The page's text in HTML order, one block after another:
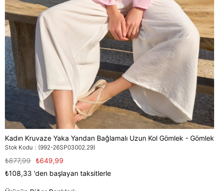
Kadın Kruvaze Yaka Yandan Bağlamalı Uzun Kol Gömlek - Gömlek
Stok Kodu (992-26SP03002.29)
₺877,99 ₺649,99
₺108,33 'den başlayan taksitlerle